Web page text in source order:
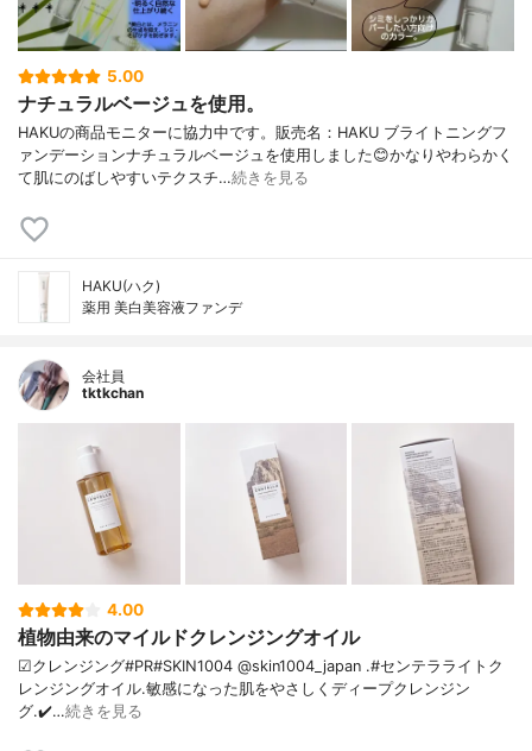
5.00
ナチュラルベージュを使用。
HAKUの商品モニターに協力中です。販売名：HAKU ブライトニングフ
ァンデーションナチュラルベージュを使用しました😊かなりやわらかく
て肌にのばしやすいテクスチ…続きを見る
HAKU(ハク)
薬用 美白美容液ファンデ
会社員
tktkchan
4.00
植物由来のマイルドクレンジングオイル
☑クレンジング#PR#SKIN1004 @skin1004_japan .#センテラライトク
レンジングオイル.敏感になった肌をやさしくディープクレンジン
グ.✔️…続きを見る